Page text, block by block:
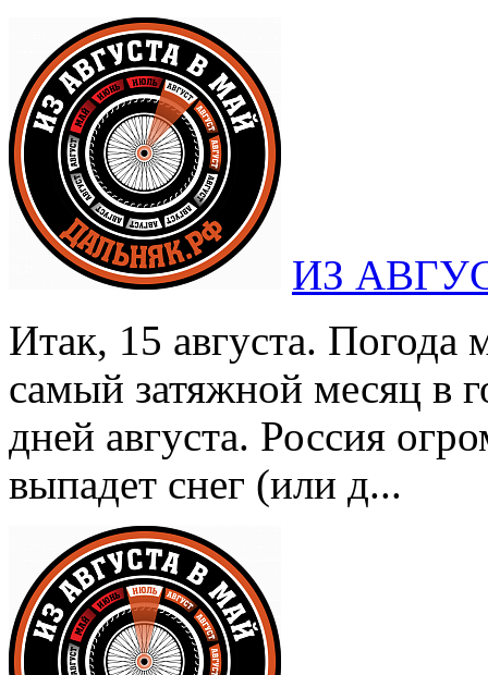
ИЗ
Итак, 15 августа. Погода
самый затяжной месяц в
дней августа. Россия
выпадет снег (или д...